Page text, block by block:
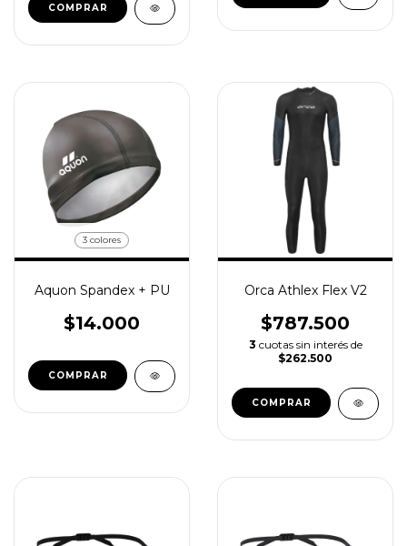
COMPRAR
3 colores
Aquon Spandex + PU
$14.000
COMPRAR
Orca Athlex Flex V2
$787.500
3 cuotas sin interés de
$262.500
COMPRAR